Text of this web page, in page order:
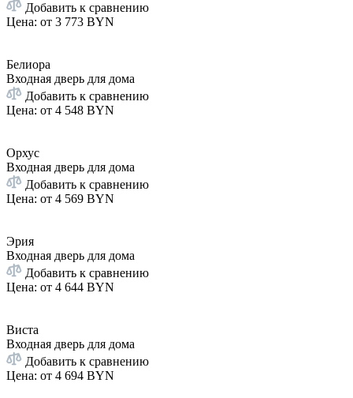
Добавить к сравнению
Цена: от 3 773 BYN
Белиора
Входная дверь для дома
Добавить к сравнению
Цена: от 4 548 BYN
Орхус
Входная дверь для дома
Добавить к сравнению
Цена: от 4 569 BYN
Эрия
Входная дверь для дома
Добавить к сравнению
Цена: от 4 644 BYN
Виста
Входная дверь для дома
Добавить к сравнению
Цена: от 4 694 BYN